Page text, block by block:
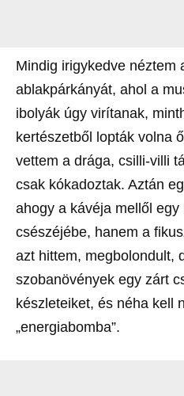
Mindig irigykedve néztem
ablakpárkányát, ahol a
ibolyák úgy virítanak,
kertészetből lopták volna
vettem a drága, csilli-villi
csak kókadoztak. Aztán
ahogy a kávéja mellől
csészéjébe, hanem a
azt hittem, megbolondult,
szobanövények egy zárt
készleteiket, és néha kell
„energiabomba”.